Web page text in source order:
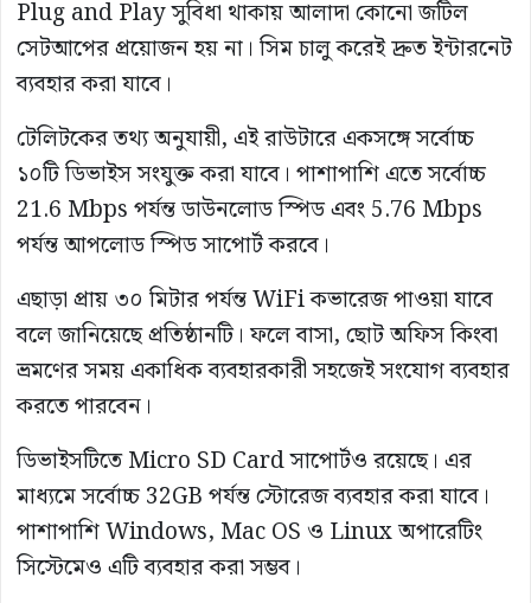
Plug and Play সুবিধা থাকায় আলাদা কোনো জটিল
সেটআপের প্রয়োজন হয় না। সিম চালু করেই দ্রুত ইন্টারনেট
ব্যবহার করা যাবে।
টেলিটকের তথ্য অনুযায়ী, এই রাউটারে একসঙ্গে সর্বোচ্চ
১০টি ডিভাইস সংযুক্ত করা যাবে। পাশাপাশি এতে সর্বোচ্চ
21.6 Mbps পর্যন্ত ডাউনলোড স্পিড এবং 5.76 Mbps
পর্যন্ত আপলোড স্পিড সাপোর্ট করবে।
এছাড়া প্রায় ৩০ মিটার পর্যন্ত WiFi কভারেজ পাওয়া যাবে
বলে জানিয়েছে প্রতিষ্ঠানটি। ফলে বাসা, ছোট অফিস কিংবা
ভ্রমণের সময় একাধিক ব্যবহারকারী সহজেই সংযোগ ব্যবহার
করতে পারবেন।
ডিভাইসটিতে Micro SD Card সাপোর্টও রয়েছে। এর
মাধ্যমে সর্বোচ্চ 32GB পর্যন্ত স্টোরেজ ব্যবহার করা যাবে।
পাশাপাশি Windows, Mac OS ও Linux অপারেটিং
সিস্টেমেও এটি ব্যবহার করা সম্ভব।